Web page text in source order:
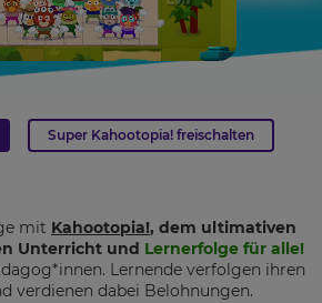
Super Kahootopia! freischalten
mit Kahootopia!, dem ultimativen
Unterricht und Lernerfolge für alle!
Lernende verfolgen ihren
verdienen dabei Belohnungen.